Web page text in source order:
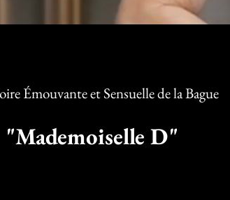
Émouvante et Sensuelle de la Bague
"Mademoiselle D"